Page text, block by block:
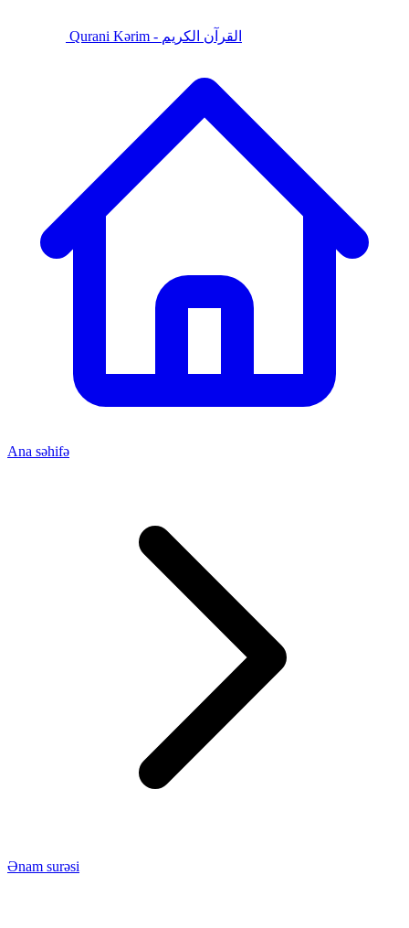
Qurani Kərim - القرآن الكريم
Ana səhifə
Ənam surəsi